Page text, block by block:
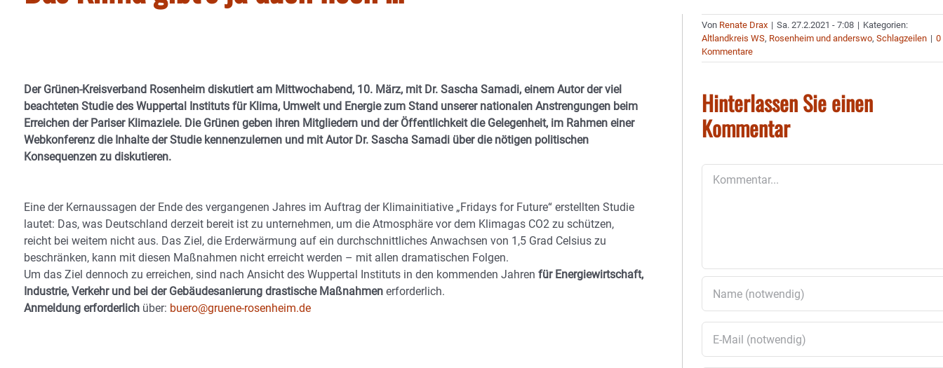
Der Grünen-Kreisverband Rosenheim diskutiert am Mittwochabend, 10. März, mit Dr. Sascha Samadi, einem Autor der viel
beachteten Studie des Wuppertal Instituts für Klima, Umwelt und Energie zum Stand unserer nationalen Anstrengungen beim
Erreichen der Pariser Klimaziele. Die Grünen geben ihren Mitgliedern und der Öffentlichkeit die Gelegenheit, im Rahmen einer
Webkonferenz die Inhalte der Studie kennenzulernen und mit Autor Dr. Sascha Samadi über die nötigen politischen
Konsequenzen zu diskutieren.
Eine der Kernaussagen der Ende des vergangenen Jahres im Auftrag der Klimainitiative „Fridays for Future“ erstellten Studie
lautet: Das, was Deutschland derzeit bereit ist zu unternehmen, um die Atmosphäre vor dem Klimagas CO2 zu schützen,
reicht bei weitem nicht aus. Das Ziel, die Erderwärmung auf ein durchschnittliches Anwachsen von 1,5 Grad Celsius zu
beschränken, kann mit diesen Maßnahmen nicht erreicht werden – mit allen dramatischen Folgen.
Um das Ziel dennoch zu erreichen, sind nach Ansicht des Wuppertal Instituts in den kommenden Jahren für Energiewirtschaft,
Industrie, Verkehr und bei der Gebäudesanierung drastische Maßnahmen erforderlich.
Anmeldung erforderlich über: buero@gruene-rosenheim.de
Von Renate Drax | Sa. 27.2.2021 - 7:08 | Kategorien:
Altlandkreis WS, Rosenheim und anderswo,Schlagzeilen | 0
Kommentare
Hinterlassen Sie einen
Kommentar